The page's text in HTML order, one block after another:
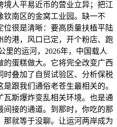
境人平易近币的营业立异；把江
钦南区的金窝工业园。缺一不
位很是清晰：要高质量扶植平陆
的港，风口已定，开个粉店、跑
里的运河，2026年，中国载人
蛋糕做大。它将完全改变广西
时叠加了自贸试验区、分析保税
跟我们通俗老苍生最相关的。
瓦斯爆炸变乱相关环境。也是通
接的通道。到那时，你吃的那
就等于没聊。让运河两岸成为